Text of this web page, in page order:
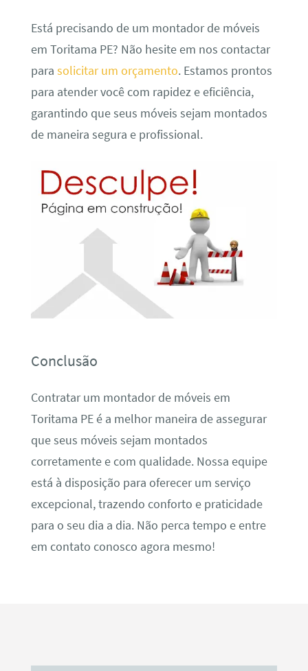
Está precisando de um montador de móveis
em Toritama PE? Não hesite em nos contactar
para solicitar um orçamento. Estamos prontos
para atender você com rapidez e eficiência,
garantindo que seus móveis sejam montados
de maneira segura e profissional.
Conclusão
Contratar um montador de móveis em
Toritama PE é a melhor maneira de assegurar
que seus móveis sejam montados
corretamente e com qualidade. Nossa equipe
está à disposição para oferecer um serviço
excepcional, trazendo conforto e praticidade
para o seu dia a dia. Não perca tempo e entre
em contato conosco agora mesmo!